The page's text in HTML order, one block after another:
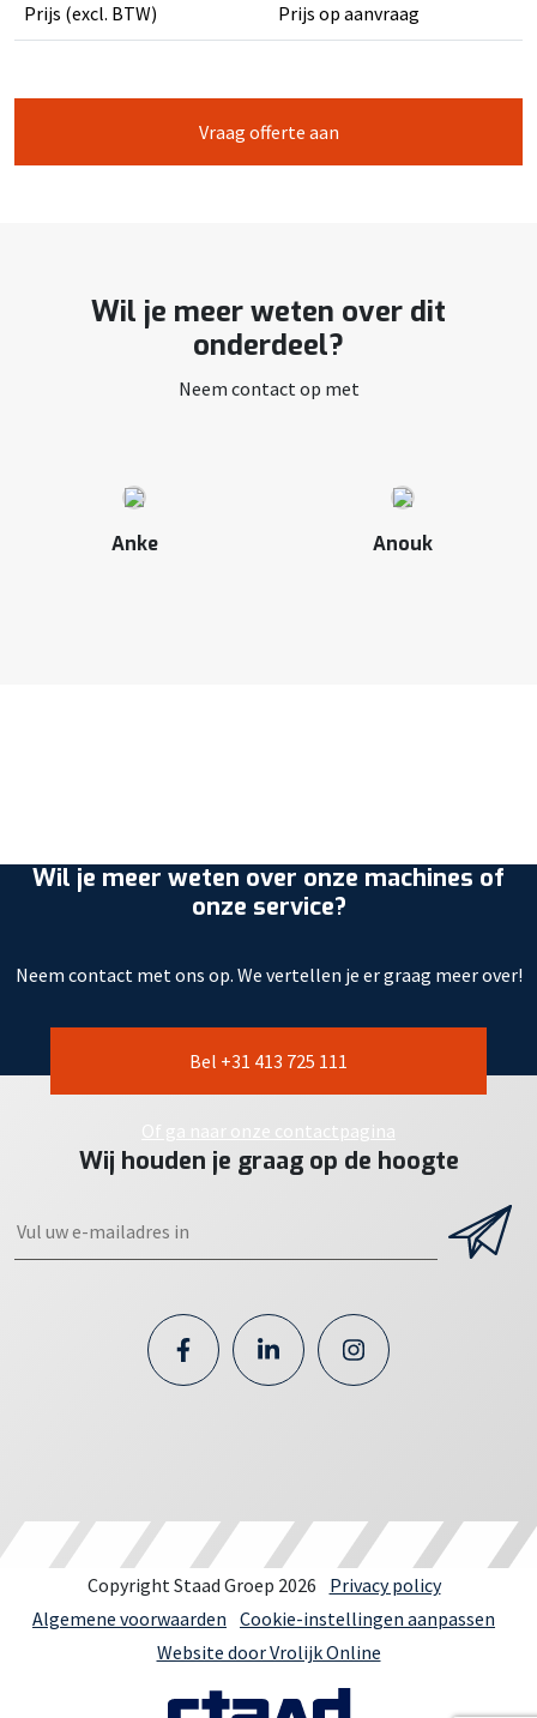
Prijs (excl. BTW) Prijs op aanvraag
Vraag offerte aan
Wil je meer weten over dit
onderdeel?
Neem contact op met
Anke Anouk
Wil je meer weten over onze machines of
onze service?
Neem contact met ons op. We vertellen je er graag meer over!
Bel +31 413 725 111
Of ga naar onze contactpagina
Wij houden je graag op de hoogte
Copyright Staad Groep 2026
Privacy policy
Algemene voorwaarden Cookie-instellingen aanpassen
Website door Vrolijk Online